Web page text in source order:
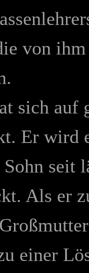
von
sich
Er wird
Sohn
Als er
einer